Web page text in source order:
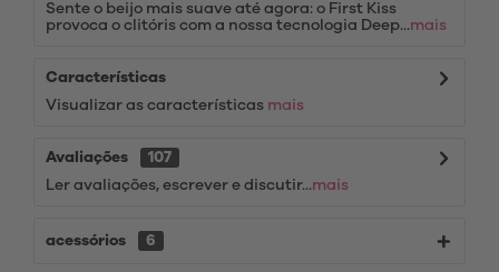
Sente o beijo mais suave até agora: o First Kiss
provoca o clitóris com a nossa tecnologia Deep...mais
Características
Visualizar as características mais
Avaliações
107
Ler avaliações, escrever e discutir...mais
acessórios 6